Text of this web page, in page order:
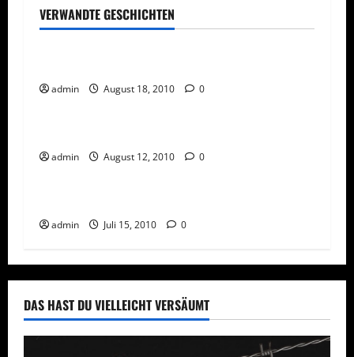
VERWANDTE GESCHICHTEN
Homepage und Webseiten
admin August 18, 2010 0
Social Media
admin August 12, 2010 0
Network Marketing Social Media
admin Juli 15, 2010 0
DAS HAST DU VIELLEICHT VERSÄUMT